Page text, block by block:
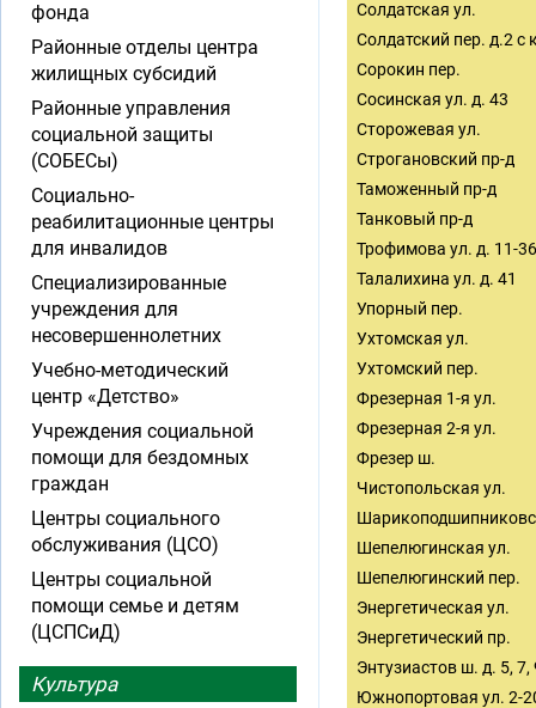
Солдатская ул.
Солдатский пер. д.2 с
Сорокин пер.
Сосинская ул. д. 43
Сторожевая ул.
Строгановский пр-д
Таможенный пр-д
Танковый пр-д
Трофимова ул. д. 11-36
Талалихина ул. д. 41
Упорный пер.
Ухтомская ул.
Ухтомский пер.
Фрезерная 1-я ул.
Фрезерная 2-я ул.
Фрезер ш.
Чистопольская ул.
Шепелюгинская ул.
Шепелюгинский пер.
Энергетическая ул.
Энергетический пр.
Энтузиастов ш. д. 5, 7,
Южнопортовая ул. 2-
фонда
Районные отделы центра
жилищных субсидий
Районные управления
социальной защиты
(СОБЕСы)
Социально-
реабилитационные центры
для инвалидов
Специализированные
учреждения для
несовершеннолетних
Учебно-методический
центр «Детство»
Учреждения социальной
помощи для бездомных
граждан
Центры социального
обслуживания (ЦСО)
Центры социальной
помощи семье и детям
(ЦСПСиД)
Культура